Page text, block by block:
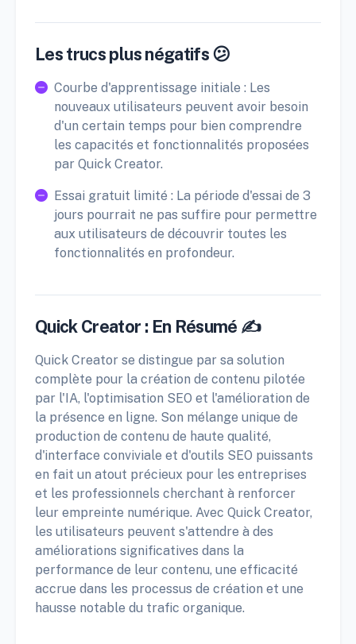
Les trucs plus négatifs 😕
Courbe d'apprentissage initiale : Les
nouveaux utilisateurs peuvent avoir besoin
d'un certain temps pour bien comprendre
les capacités et fonctionnalités proposées
par Quick Creator.
Essai gratuit limité : La période d'essai de 3
jours pourrait ne pas suffire pour permettre
aux utilisateurs de découvrir toutes les
fonctionnalités en profondeur.
Quick Creator : En Résumé ✍️
Quick Creator se distingue par sa solution
complète pour la création de contenu pilotée
par l'IA, l'optimisation SEO et l'amélioration de
la présence en ligne. Son mélange unique de
production de contenu de haute qualité,
d'interface conviviale et d'outils SEO puissants
en fait un atout précieux pour les entreprises
et les professionnels cherchant à renforcer
leur empreinte numérique. Avec Quick Creator,
les utilisateurs peuvent s'attendre à des
améliorations significatives dans la
performance de leur contenu, une efficacité
accrue dans les processus de création et une
hausse notable du trafic organique.